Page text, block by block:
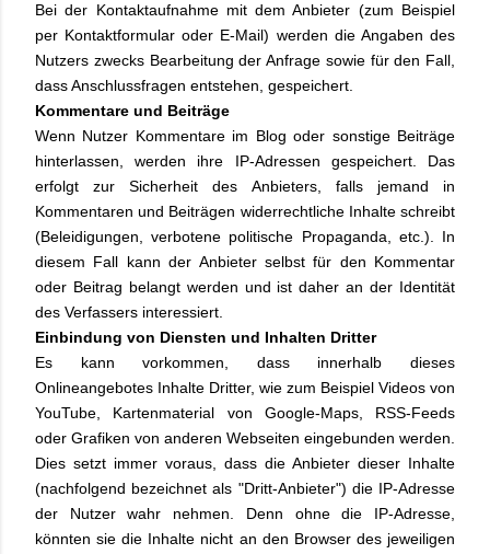
Bei der Kontaktaufnahme mit dem Anbieter (zum Beispiel
per Kontaktformular oder E-Mail) werden die Angaben des
Nutzers zwecks Bearbeitung der Anfrage sowie für den Fall,
dass Anschlussfragen entstehen, gespeichert.
Kommentare und Beiträge
Wenn Nutzer Kommentare im Blog oder sonstige Beiträge
hinterlassen, werden ihre IP-Adressen gespeichert. Das
erfolgt zur Sicherheit des Anbieters, falls jemand in
Kommentaren und Beiträgen widerrechtliche Inhalte schreibt
(Beleidigungen, verbotene politische Propaganda, etc.). In
diesem Fall kann der Anbieter selbst für den Kommentar
oder Beitrag belangt werden und ist daher an der Identität
des Verfassers interessiert.
Einbindung von Diensten und Inhalten Dritter
Es kann vorkommen, dass innerhalb dieses
Onlineangebotes Inhalte Dritter, wie zum Beispiel Videos von
YouTube, Kartenmaterial von Google-Maps, RSS-Feeds
oder Grafiken von anderen Webseiten eingebunden werden.
Dies setzt immer voraus, dass die Anbieter dieser Inhalte
(nachfolgend bezeichnet als "Dritt-Anbieter") die IP-Adresse
der Nutzer wahr nehmen. Denn ohne die IP-Adresse,
könnten sie die Inhalte nicht an den Browser des jeweiligen